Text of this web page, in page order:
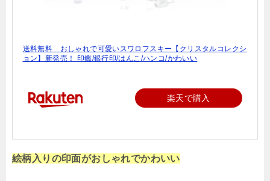
送料無料 おしゃれで可愛いスワロフスキー【クリスタルコレクシ
ョン】新発売！ 印鑑/銀行印/はんこ/ハンコ/かわいい
楽天で購入
絵柄入りの印面がおしゃれでかわいい